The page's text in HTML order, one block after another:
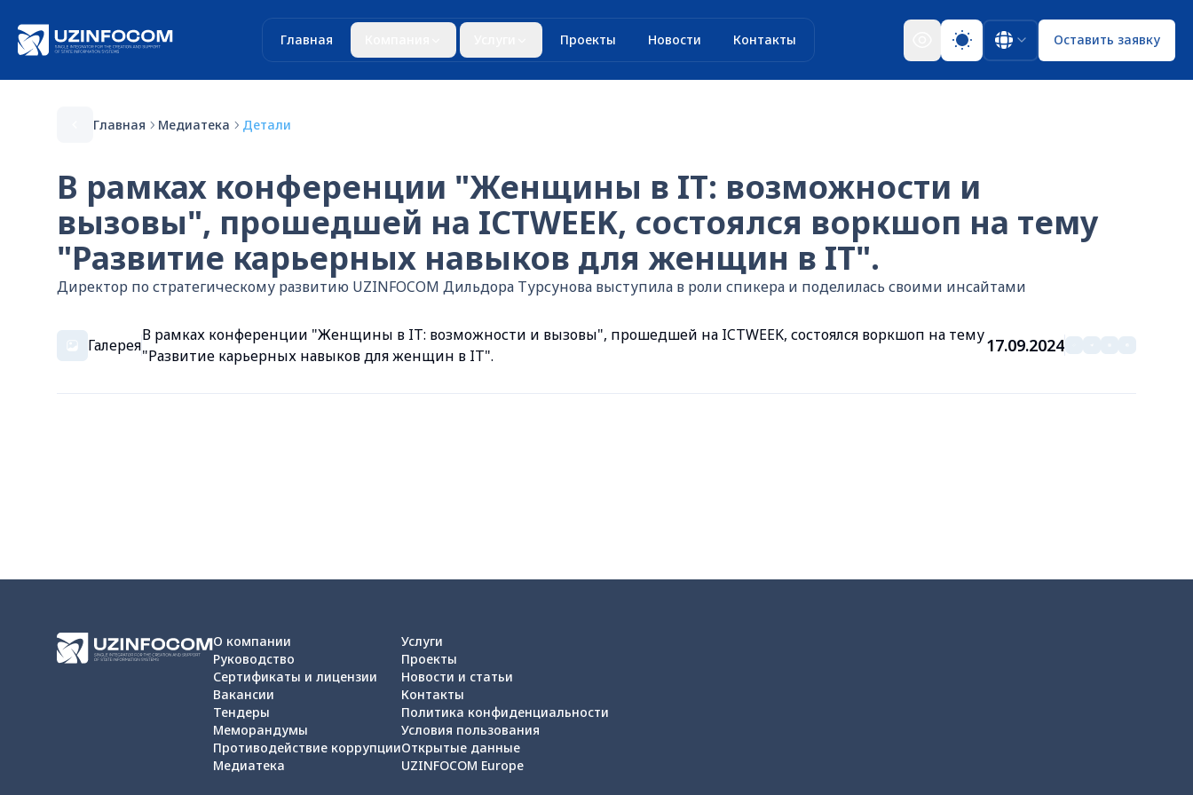
Главная Проекты Новости Контакты Оставить заявку
Главная Медиатека Детали
В рамках конференции "Женщины в IT: возможности и
вызовы", прошедшей на ICTWEEK, состоялся воркшоп на тему
"Развитие карьерных навыков для женщин в IT".
Директор по стратегическому развитию UZINFOCOM Дильдора Турсунова выступила в роли спикера и поделилась своими инсайтами
Галерея
В рамках конференции "Женщины в IT: возможности и вызовы", прошедшей на ICTWEEK, состоялся воркшоп на тему
"Развитие карьерных навыков для женщин в IT".
17.09.2024
О компании
Руководство
Сертификаты и лицензии
Вакансии
Тендеры
Меморандумы
Противодействие коррупции
Медиатека
Услуги
Проекты
Новости и статьи
Контакты
Политика конфиденциальности
Условия пользования
Открытые данные
UZINFOCOM Europe